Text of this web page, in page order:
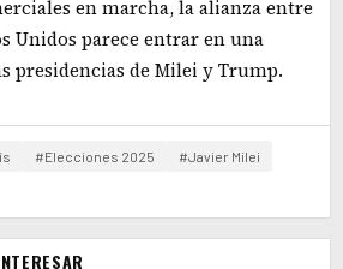
en marcha, la alianza entre
Unidos parece entrar en una
presidencias de Milei y Trump.
#Elecciones 2025
#Javier Milei